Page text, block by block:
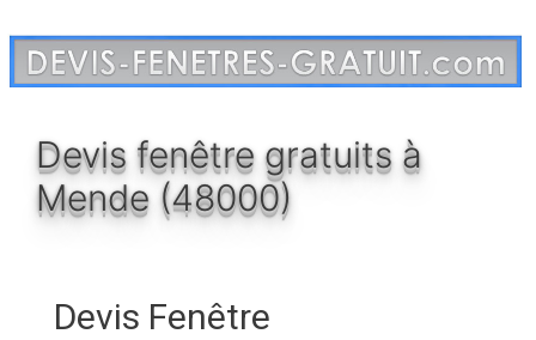
au
contenu
Devis fenêtre gratuits à
Mende (48000)
Devis Fenêtre